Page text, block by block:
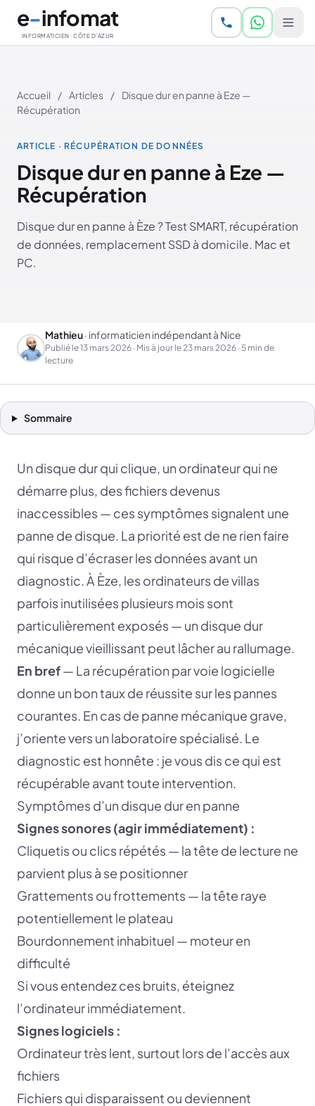
Aller au contenu principal
e-infomat
INFORMATICIEN · CÔTE D'AZUR
Accueil / Articles /
Disque dur en panne à Eze —
Récupération
ARTICLE · RÉCUPÉRATION DE DONNÉES
Disque dur en panne à Eze —
Récupération
Disque dur en panne à Èze ? Test SMART, récupération
de données, remplacement SSD à domicile. Mac et
PC.
Mathieu· informaticien indépendant à Nice
Publié le13 mars 2026 · Mis à jour le23 mars 2026 · 5 min de
lecture
Sommaire
Un disque dur qui clique, un ordinateur qui ne
démarre plus, des fichiers devenus
inaccessibles — ces symptômes signalent une
panne de disque. La priorité est de ne rien faire
qui risque d’écraser les données avant un
diagnostic. À Èze, les ordinateurs de villas
parfois inutilisées plusieurs mois sont
particulièrement exposés — un disque dur
mécanique vieillissant peut lâcher au rallumage.
En bref— La récupération par voie logicielle
donne un bon taux de réussite sur les pannes
courantes. En cas de panne mécanique grave,
j’oriente vers un laboratoire spécialisé. Le
diagnostic est honnête : je vous dis ce qui est
récupérable avant toute intervention.
Symptômes d’un disque dur en panne
Signes sonores (agir immédiatement) :
Cliquetis ou clics répétés — la tête de lecture ne
parvient plus à se positionner
Grattements ou frottements — la tête raye
potentiellement le plateau
Bourdonnement inhabituel — moteur en
difficulté
Si vous entendez ces bruits, éteignez
l’ordinateur immédiatement.
Signes logiciels :
Ordinateur très lent, surtout lors de l’accès aux
fichiers
Fichiers qui disparaissent ou deviennent